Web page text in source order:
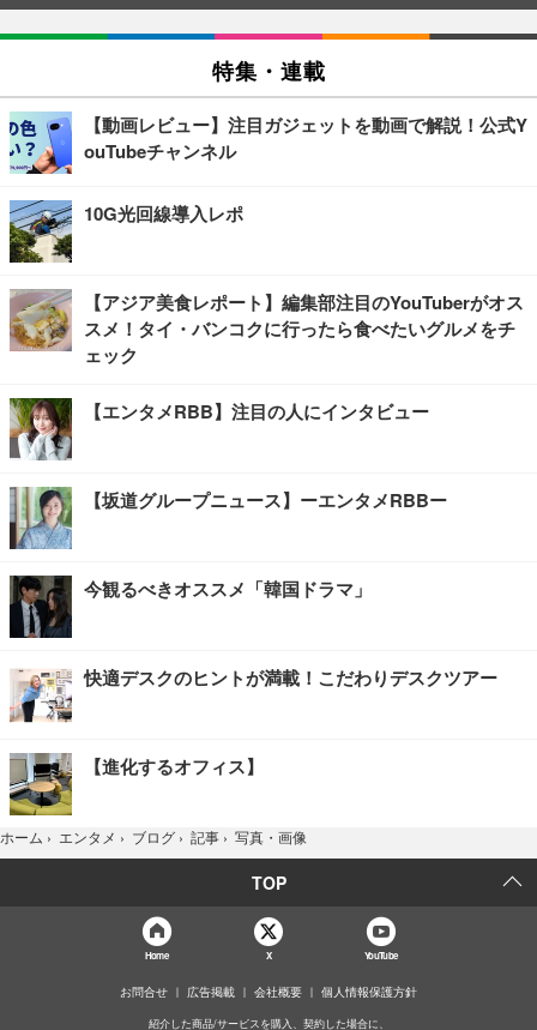
特集・連載
【動画レビュー】注目ガジェットを動画で解説！公式Y
ouTubeチャンネル
10G光回線導入レポ
【アジア美食レポート】編集部注目のYouTuberがオス
スメ！タイ・バンコクに行ったら食べたいグルメをチ
ェック
【エンタメRBB】注目の人にインタビュー
【坂道グループニュース】ーエンタメRBBー
今観るべきオススメ「韓国ドラマ」
快適デスクのヒントが満載！こだわりデスクツアー
【進化するオフィス】
ホーム › エンタメ › ブログ › 記事 › 写真・画像
TOP
Home X YouTube
お問合せ 広告掲載 会社概要 個人情報保護方針
紹介した商品/サービスを購入、契約した場合に、